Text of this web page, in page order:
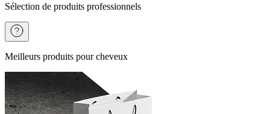
Sélection de produits professionnels
Meilleurs produits pour cheveux